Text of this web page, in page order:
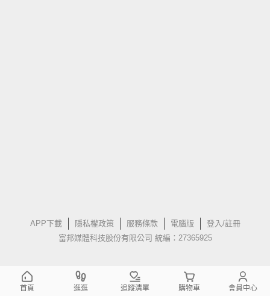
APP下載 隱私權政策 服務條款 電腦版
登入/註冊
富邦媒體科技股份有限公司 統編：27365925
首頁 逛逛 追蹤清單 購物車 會員中心